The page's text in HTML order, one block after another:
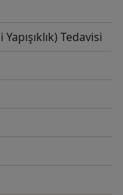
Tedavisi